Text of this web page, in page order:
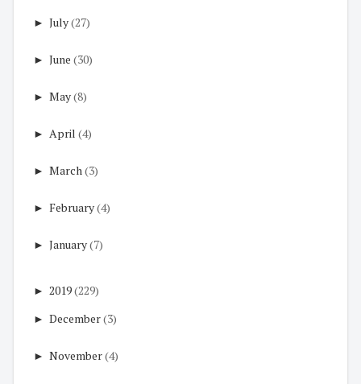
► July(27)
► June (30)
► May(8)
► April (4)
► March(3)
► February(4)
► January(7)
► 2019(229)
► December(3)
► November(4)